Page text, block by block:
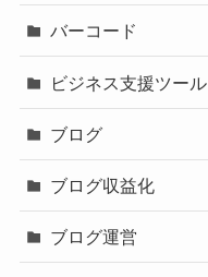
バーコード
ビジネス支援ツール
ブログ
ブログ収益化
ブログ運営